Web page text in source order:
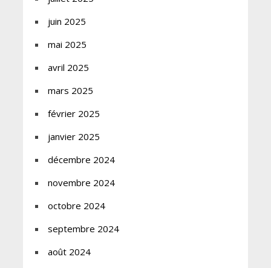
juin 2025
mai 2025
avril 2025
mars 2025
février 2025
janvier 2025
décembre 2024
novembre 2024
octobre 2024
septembre 2024
août 2024